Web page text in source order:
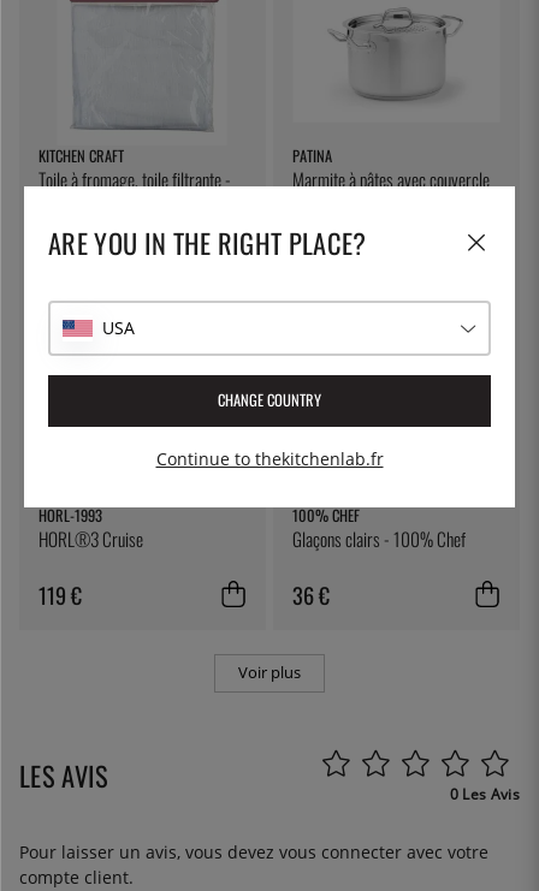
KITCHEN CRAFT
Toile à fromage, toile filtrante -
7 €
PATINA
Marmite à pâtes avec couvercle
55 €
HORL-1993
HORL®3 Cruise
119 €
100% CHEF
Glaçons clairs - 100% Chef
36 €
Voir plus
LES AVIS 0 Les Avis
Pour laisser un avis, vous devez vous connecter avec votre
compte client.
ARE YOU IN THE RIGHT PLACE?
USA
CHANGE COUNTRY
Continue to thekitchenlab.fr